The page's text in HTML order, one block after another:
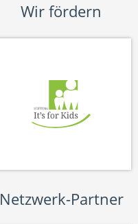
Wir fördern
Netzwerk-Partner